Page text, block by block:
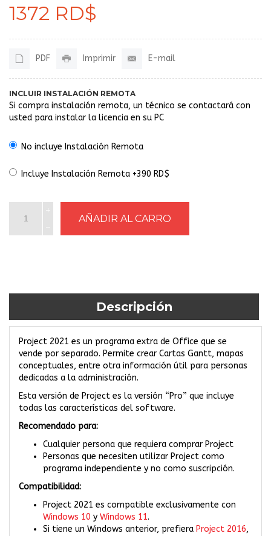
1372 RD$
PDF Imprimir E-mail
INCLUIR INSTALACIÓN REMOTA
Si compra instalación remota, un técnico se contactará con
usted para instalar la licencia en su PC
No incluye Instalación Remota
Incluye Instalación Remota +390 RD$
Descripción
Project 2021 es un programa extra de Office que se
vende por separado. Permite crear Cartas Gantt, mapas
conceptuales, entre otra información útil para personas
dedicadas a la administración.
Esta versión de Project es la versión “Pro” que incluye
todas las características del software.
Recomendado para:
Cualquier persona que requiera comprar Project
Personas que necesiten utilizar Project como
programa independiente y no como suscripción.
Compatibilidad:
Project 2021 es compatible exclusivamente con
Windows 10 y Windows 11.
Si tiene un Windows anterior, prefiera Project 2016,